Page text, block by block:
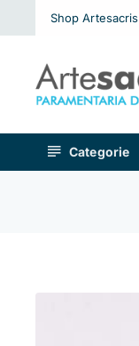
Shop Artesacris
Categorie